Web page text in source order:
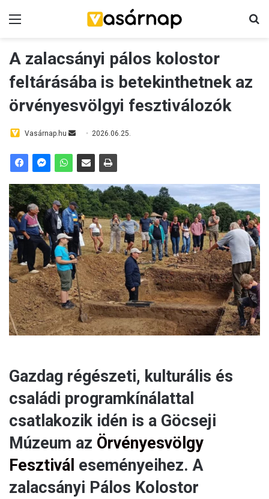
A zalacsányi pálos kolostor
feltárásába is betekinthetnek az
örvényesvölgyi fesztiválozók
Vasárnap.hu
a
n
e
m
a
i
l
2026.06.25.
Gazdag régészeti, kulturális és
családi programkínálattal
csatlakozik idén is a Göcseji
Múzeum az Örvényesvölgy
Fesztivál eseményeihez. A
zalacsányi Pálos Kolostor